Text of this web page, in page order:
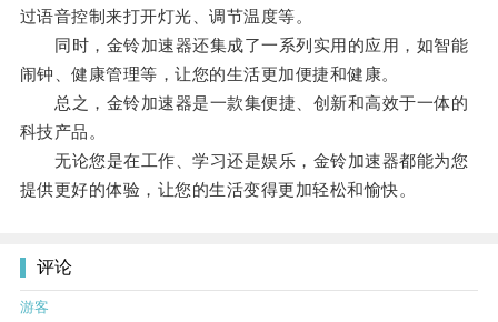
过语音控制来打开灯光、调节温度等。
同时，金铃加速器还集成了一系列实用的应用，如智能
闹钟、健康管理等，让您的生活更加便捷和健康。
总之，金铃加速器是一款集便捷、创新和高效于一体的
科技产品。
无论您是在工作、学习还是娱乐，金铃加速器都能为您
提供更好的体验，让您的生活变得更加轻松和愉快。
评论
游客